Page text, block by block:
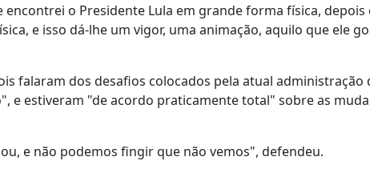
o Presidente Lula em grande forma física,
e isso dá-lhe um vigor, uma animação, aquilo que ele
falaram dos desafios colocados pela atual administração
e estiveram "de acordo praticamente total" sobre as
e não podemos fingir que não vemos", defendeu.